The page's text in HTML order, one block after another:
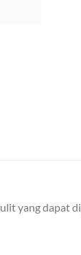
yang dapat